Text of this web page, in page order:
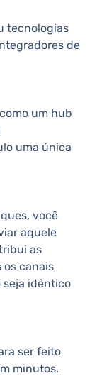
tecnologias
de
um hub
uma única
você
aquele
as
os canais
idêntico
ser feito
minutos.